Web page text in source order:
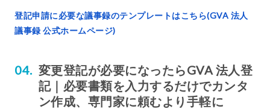
登記申請に必要な議事録のテンプレートはこちら(GVA 法人
議事録 公式ホームページ)
変更登記が必要になったらGVA 法人登
記｜必要書類を入力するだけでカンタ
ン作成、専門家に頼むより手軽に